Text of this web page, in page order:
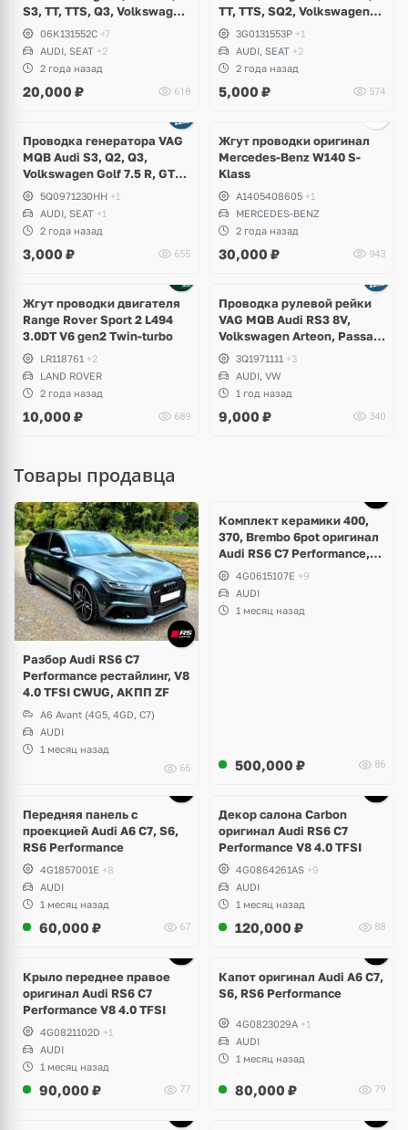
S3, TT, TTS, Q3, Volkswagen
Arteon, Golf 7.5 R, GTI,
Passat B8, Tiguan, T-Roc,
Skoda Superb, Kodiaq,
Karoq, Seat Tarraco
06K131552C +7
AUDI, SEAT +2
2 года назад
20,000 ₽ 618
TT, TTS, SQ2, Volkswagen
Arteon, Golf 7.5 R, GTI,
Passat B8, T-Roc, Skoda
Superb, Karoq, Seat Ateca,
Leon Cupra
3G0131553P +1
AUDI, SEAT +2
2 года назад
5,000 ₽ 574
Проводка генератора VAG
MQB Audi S3, Q2, Q3,
Volkswagen Golf 7.5 R, GTI,
T-Roc, Passat B8, Arteon,
Seat Leon Cupra, Tarraco
5Q0971230HH +1
AUDI, SEAT +1
2 года назад
3,000 ₽ 655
Жгут проводки оригинал
Mercedes-Benz W140 S-
Klass
A1405408605 +1
MERCEDES-BENZ
2 года назад
30,000 ₽ 943
Жгут проводки двигателя
Range Rover Sport 2 L494
3.0DT V6 gen2 Twin-turbo
LR118761 +2
LAND ROVER
2 года назад
10,000 ₽ 689
Проводка рулевой рейки
VAG MQB Audi RS3 8V,
Volkswagen Arteon, Passat
B8
3Q1971111 +3
AUDI, VW
1 год назад
9,000 ₽ 340
Товары продавца
Разбор Audi RS6 C7
Performance рестайлинг, V8
4.0 TFSI CWUG, АКПП ZF
A6 Avant (4G5, 4GD, C7)
AUDI
1 месяц назад
66
5 фото
Комплект керамики 400,
370, Brembo 6pot оригинал
Audi RS6 C7 Performance,
RS7 V8 4.0 TFSI
4G0615107E +9
AUDI
1 месяц назад
500,000 ₽ 86
Передняя панель с
проекцией Audi A6 C7, S6,
RS6 Performance
4G1857001E +8
AUDI
1 месяц назад
60,000 ₽ 67
Декор салона Carbon
оригинал Audi RS6 C7
Performance V8 4.0 TFSI
4G0864261AS +9
AUDI
1 месяц назад
120,000 ₽ 88
Крыло переднее правое
оригинал Audi RS6 C7
Performance V8 4.0 TFSI
4G0821102D +1
AUDI
1 месяц назад
90,000 ₽ 77
Капот оригинал Audi A6 C7,
S6, RS6 Performance
4G0823029A +1
AUDI
1 месяц назад
80,000 ₽ 79